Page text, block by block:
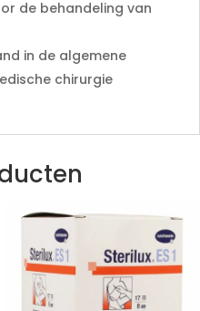
de behandeling van
in de algemene
chirurgie